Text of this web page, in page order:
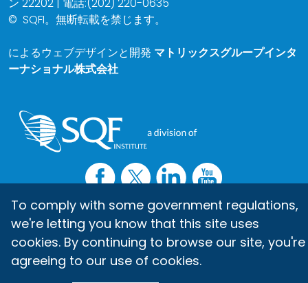
ン 22202 | 電話:(202) 220-0635
© SQFI。無断転載を禁じます。
によるウェブデザインと開発 マトリックスグループインタ
ーナショナル株式会社
To comply with some government regulations,
we're letting you know that this site uses
cookies. By continuing to browse our site, you're
agreeing to our use of cookies.